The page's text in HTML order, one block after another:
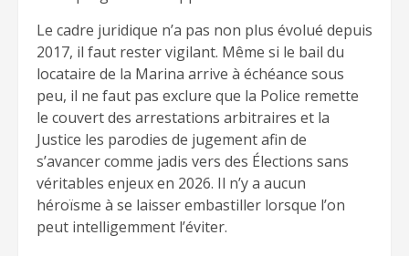
Le cadre juridique n’a pas non plus évolué depuis
2017, il faut rester vigilant. Même si le bail du
locataire de la Marina arrive à échéance sous
peu, il ne faut pas exclure que la Police remette
le couvert des arrestations arbitraires et la
Justice les parodies de jugement afin de
s’avancer comme jadis vers des Élections sans
véritables enjeux en 2026. Il n’y a aucun
héroïsme à se laisser embastiller lorsque l’on
peut intelligemment l’éviter.